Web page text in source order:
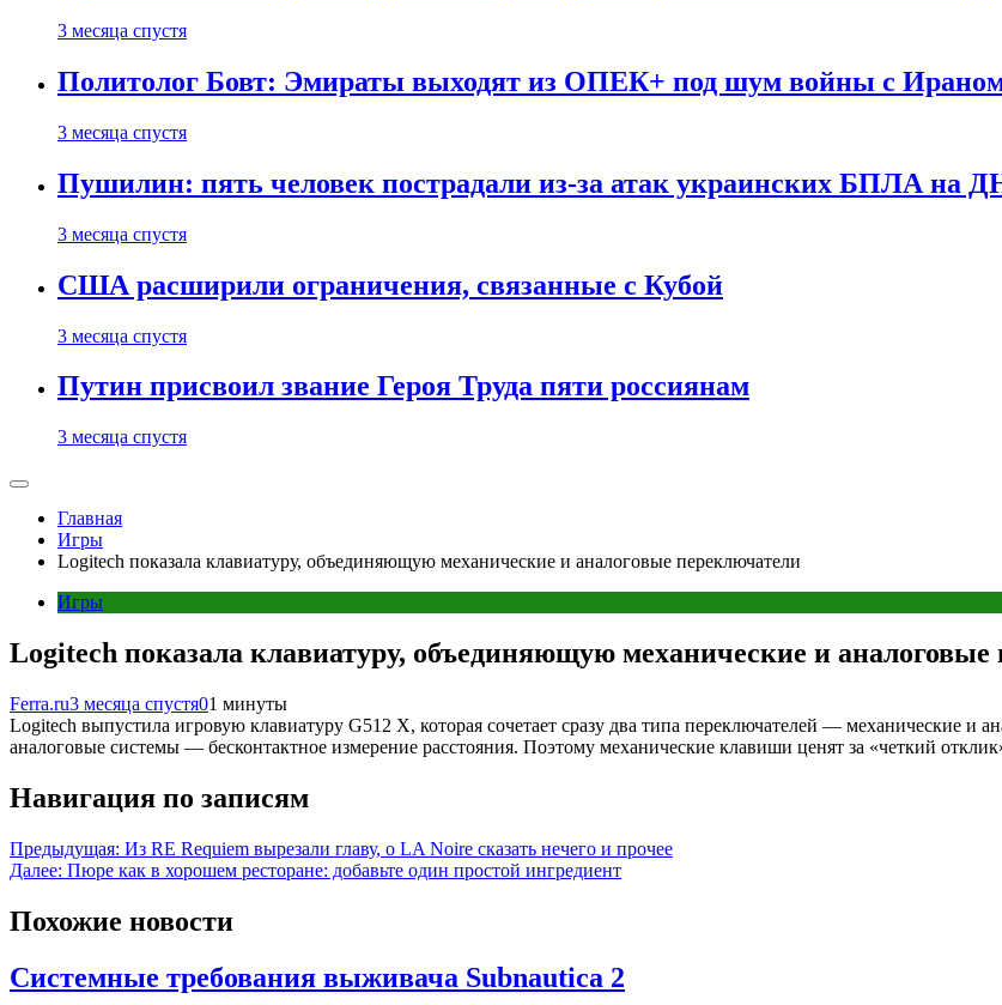
3 месяца спустя
Политолог Бовт: Эмираты выходят из ОПЕК+ под шум войны с
3 месяца спустя
Пушилин: пять человек пострадали из-за атак украинских БПЛА на
3 месяца спустя
США расширили ограничения, связанные с Кубой
3 месяца спустя
Путин присвоил звание Героя Труда пяти россиянам
3 месяца спустя
Главная
Игры
Logitech показала клавиатуру, объединяющую механические и аналоговые переключатели
Игры
Logitech показала клавиатуру, объединяющую механические и аналоговые
Ferra.ru3 месяца спустя01 минуты
Logitech выпустила игровую клавиатуру G512 X, которая сочетает сразу два типа переключателей — механические и
аналоговые системы — бесконтактное измерение расстояния. Поэтому механические клавиши ценят за «четкий
Навигация по записям
Предыдущая: Из RE Requiem вырезали главу, о LA Noire сказать нечего и прочее
Далее: Пюре как в хорошем ресторане: добавьте один простой ингредиент
Похожие новости
Системные требования выживача Subnautica 2